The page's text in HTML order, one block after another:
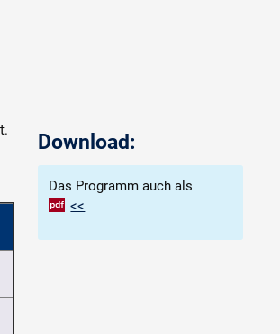
Download:
Das Programm auch als
<<